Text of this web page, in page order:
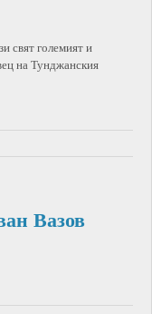
свят големият и
на Тунджанския
Вазов